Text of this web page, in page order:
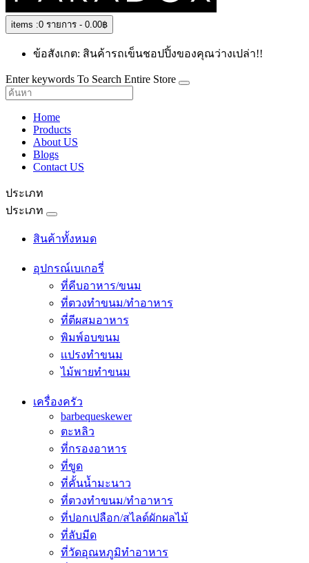
items :0 รายการ - 0.00฿
ข้อสังเกต: สินค้ารถเข็นชอปปิ้งของคุณว่างเปล่า!!
Enter keywords To Search Entire Store
Home
Products
About US
Blogs
Contact US
ประเภท
ประเภท
สินค้าทั้งหมด
อุปกรณ์เบเกอรี่
ที่คีบอาหาร/ขนม
ที่ตวงทำขนม/ทำอาหาร
ที่ตีผสมอาหาร
พิมพ์อบขนม
เเปรงทำขนม
ไม้พายทำขนม
เครื่องครัว
barbequeskewer
ตะหลิว
ที่กรองอาหาร
ที่ขูด
ที่คั้นน้ำมะนาว
ที่ตวงทำขนม/ทำอาหาร
ที่ปอกเปลือก/สไลด์ผักผลไม้
ที่ลับมีด
ที่วัดอุณหภูมิทำอาหาร